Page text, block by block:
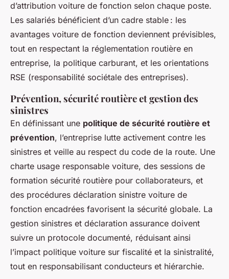
d’attribution voiture de fonction selon chaque poste.
Les salariés bénéficient d’un cadre stable : les
avantages voiture de fonction deviennent prévisibles,
tout en respectant la réglementation routière en
entreprise, la politique carburant, et les orientations
RSE (responsabilité sociétale des entreprises).
Prévention, sécurité routière et gestion des
sinistres
En définissant une politique de sécurité routière et
prévention, l’entreprise lutte activement contre les
sinistres et veille au respect du code de la route. Une
charte usage responsable voiture, des sessions de
formation sécurité routière pour collaborateurs, et
des procédures déclaration sinistre voiture de
fonction encadrées favorisent la sécurité globale. La
gestion sinistres et déclaration assurance doivent
suivre un protocole documenté, réduisant ainsi
l’impact politique voiture sur fiscalité et la sinistralité,
tout en responsabilisant conducteurs et hiérarchie.